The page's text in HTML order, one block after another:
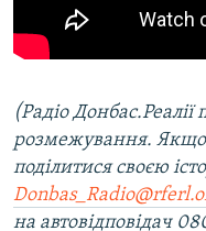
(Радіо Донбас.Реалії
розмежування. Якщо
поділитися своєю
на автовідповідач